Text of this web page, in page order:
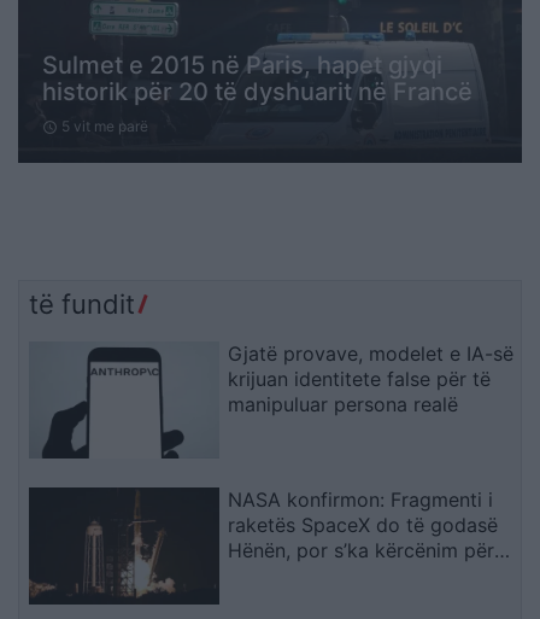
Sulmet e 2015 në Paris, hapet gjyqi
historik për 20 të dyshuarit në Francë
schedule 5 vit me parë
të fundit
Gjatë provave, modelet e IA-së
krijuan identitete false për të
manipuluar persona realë
NASA konfirmon: Fragmenti i
raketës SpaceX do të godasë
Hënën, por s’ka kërcënim për